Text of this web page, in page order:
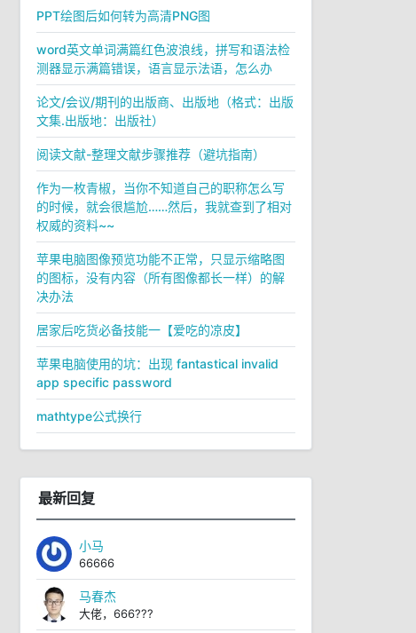
PPT绘图后如何转为高清PNG图
word英文单词满篇红色波浪线，拼写和语法检
测器显示满篇错误，语言显示法语，怎么办
论文/会议/期刊的出版商、出版地（格式：出版
文集.出版地：出版社）
阅读文献-整理文献步骤推荐（避坑指南）
作为一枚青椒，当你不知道自己的职称怎么写
的时候，就会很尴尬……然后，我就查到了相对
权威的资料~~
苹果电脑图像预览功能不正常，只显示缩略图
的图标，没有内容（所有图像都长一样）的解
决办法
居家后吃货必备技能一【爱吃的凉皮】
苹果电脑使用的坑：出现 fantastical invalid
app specific password
mathtype公式换行
最新回复
小马
66666
马春杰
大佬，666???